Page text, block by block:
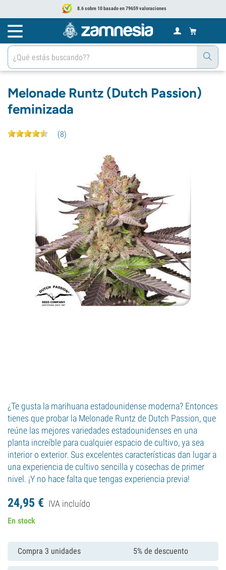
8.6 sobre 10 basado en 79659 valoraciones
Melonade Runtz (Dutch Passion)
feminizada
(8)
¿Te gusta la marihuana estadounidense moderna? Entonces
tienes que probar la Melonade Runtz de Dutch Passion, que
reúne las mejores variedades estadounidenses en una
planta increíble para cualquier espacio de cultivo, ya sea
interior o exterior. Sus excelentes características dan lugar a
una experiencia de cultivo sencilla y cosechas de primer
nivel. ¡Y no hace falta que tengas experiencia previa!
24,95 € IVA incluído
En stock
Compra 3 unidades 5% de descuento